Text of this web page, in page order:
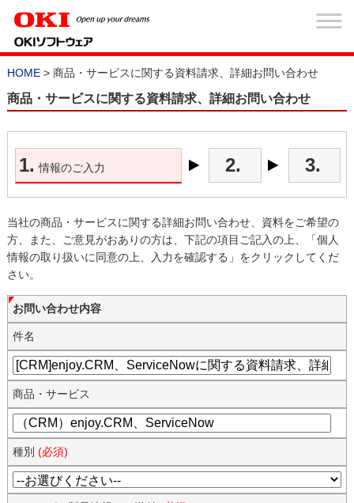
HOME> 商品・サービスに関する資料請求、詳細お問い合わせ
商品・サービスに関する資料請求、詳細お問い合わせ
1. 情報のご入力 2. 3.
当社の商品・サービスに関する詳細お問い合わせ、資料をご希望の
方、また、ご意見がおありの方は、下記の項目ご記入の上、「個人
情報の取り扱いに同意の上、入力を確認する」をクリックしてくだ
さい。
お問い合わせ内容
件名
商品・サービス
種別 (必須)